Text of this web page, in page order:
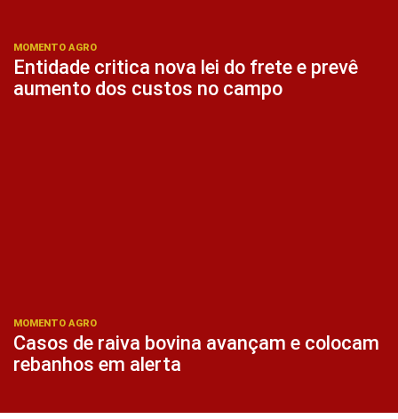
MOMENTO AGRO
Entidade critica nova lei do frete e prevê
aumento dos custos no campo
MOMENTO AGRO
Casos de raiva bovina avançam e colocam
rebanhos em alerta